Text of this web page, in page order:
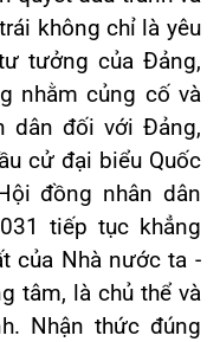
không chỉ là yêu
tưởng của Đảng,
nhằm củng cố và
dân đối với Đảng,
cử đại biểu Quốc
đồng nhân dân
tiếp tục khẳng
của Nhà nước ta -
tâm, là chủ thể và
Nhận thức đúng